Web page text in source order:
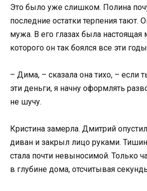
Это было уже слишком. Полина
последние остатки терпения тают.
мужа. В его глазах была
которого он так боялся все эти
– Дима, – сказала она тихо, – если
эти деньги, я начну оформлять
не шучу.
Кристина замерла. Дмитрий
диван и закрыл лицо руками.
стала почти невыносимой. Только
в глубине дома, отсчитывая